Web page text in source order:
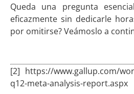
Queda una pregunta
eficazmente sin dedicarle
por omitirse? Veámoslo a
[2] https://www.gallup.com/
q12-meta-analysis-report.aspx